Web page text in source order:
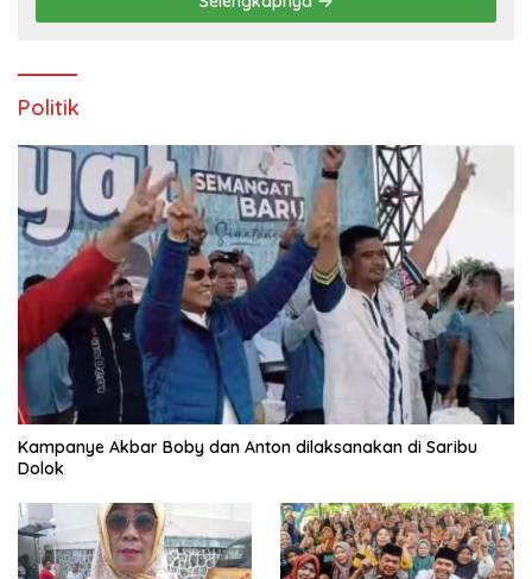
Politik
Kampanye Akbar Boby dan Anton dilaksanakan di Saribu
Dolok